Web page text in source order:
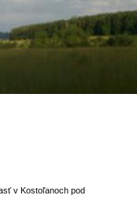
v Kostoľanoch pod